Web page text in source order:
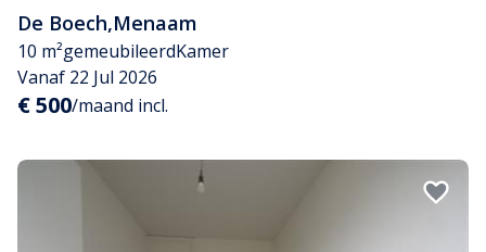
De Boech,Menaam
10 m²gemeubileerdKamer
Vanaf 22 Jul 2026
€ 500/maand incl.